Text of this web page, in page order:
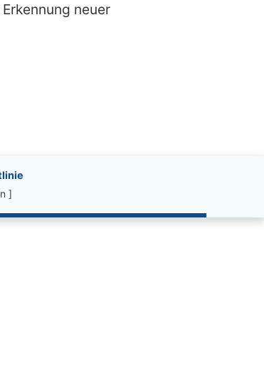
neuer
]